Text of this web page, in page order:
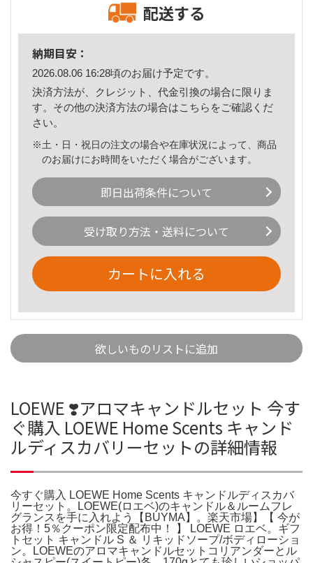
配送する
納期目安：
2026.08.06 16:28頃のお届け予定です。
決済方法が、クレジット、代金引換の場合に限りま
す。その他の決済方法の場合はこちら をご確認くだ
さい。
※土・日・祝日の注文の場合や在庫状況によって、商品
のお届けにお時間をいただく場合がございます。
即日出荷条件について
受け取り方法・送料について
カートに入れる
欲しいものリストに追加
LOEWE ❣️アロマキャンドルセット 今す
ぐ購入 LOEWE Home Scents キャンド
ルディスカバリーセットの詳細情報
今すぐ購入 LOEWE Home Scents キャンドルディスカバ
リーセット。LOEWE(ロエベ)のキャンドル＆ルームフレ
グランスを手に入れよう【BUYMA】。楽天市場】【 今が
お得！5％クーポン限定配布中！ 】 LOEWE ロエベ。ギフ
トセット キャンドル S ＆ リキッドソープ/ボディローショ
ン。LOEWEのアロマキャンドルセットコリアンダーとル